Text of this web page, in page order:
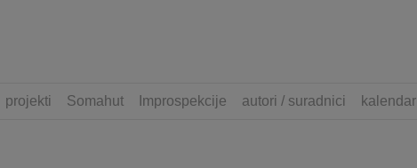
projekti Somahut Improspekcije autori / suradnici kalendar